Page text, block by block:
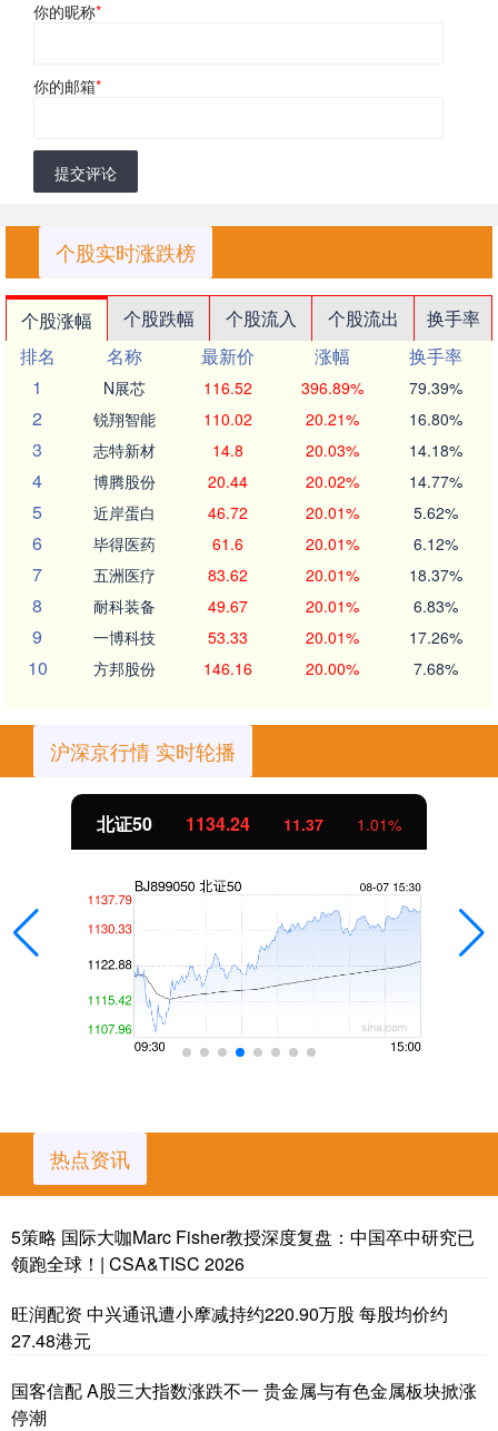
你的昵称*
你的邮箱*
提交评论
个股实时涨跌榜
个股涨幅 个股跌幅 个股流入 个股流出
换手率
排名
名称 最新价 涨幅
换手率
1
N展芯 116.52 396.89% 79.39%
2 锐翔智能 110.02 20.21% 16.80%
3 志特新材 14.8 20.03% 14.18%
4 博腾股份 20.44 20.02% 14.77%
5 近岸蛋白 46.72 20.01% 5.62%
6 毕得医药 61.6 20.01% 6.12%
7 五洲医疗 83.62 20.01% 18.37%
8 耐科装备 49.67 20.01% 6.83%
9 一博科技 53.33 20.01% 17.26%
10 方邦股份 146.16 20.00% 7.68%
沪深京行情 实时轮播
北证50 1134.24 11.37 1.01%
热点资讯
5策略 国际大咖Marc Fisher教授深度复盘：中国卒中研究已
领跑全球！| CSA&TISC 2026
旺润配资 中兴通讯遭小摩减持约220.90万股 每股均价约
27.48港元
国客信配 A股三大指数涨跌不一 贵金属与有色金属板块掀涨
停潮